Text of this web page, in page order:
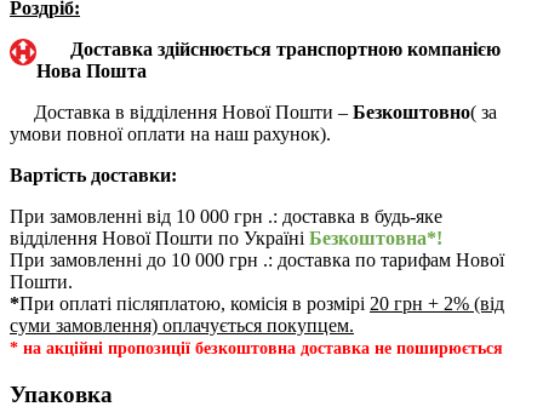
Роздріб:
Доставка здійснюється транспортною компанією
Нова Пошта
Доставка в відділення Нової Пошти – Безкоштовно( за
умови повної оплати на наш рахунок).
Вартість доставки:
При замовленні від 10 000 грн .: доставка в будь-яке
відділення Нової Пошти по Україні Безкоштовна*!
При замовленні до 10 000 грн .: доставка по тарифам Нової
Пошти.
*При оплаті післяплатою, комісія в розмірі 20 грн + 2% (від
суми замовлення) оплачується покупцем.
* на акційні пропозиції безкоштовна доставка не поширюється
Упаковка